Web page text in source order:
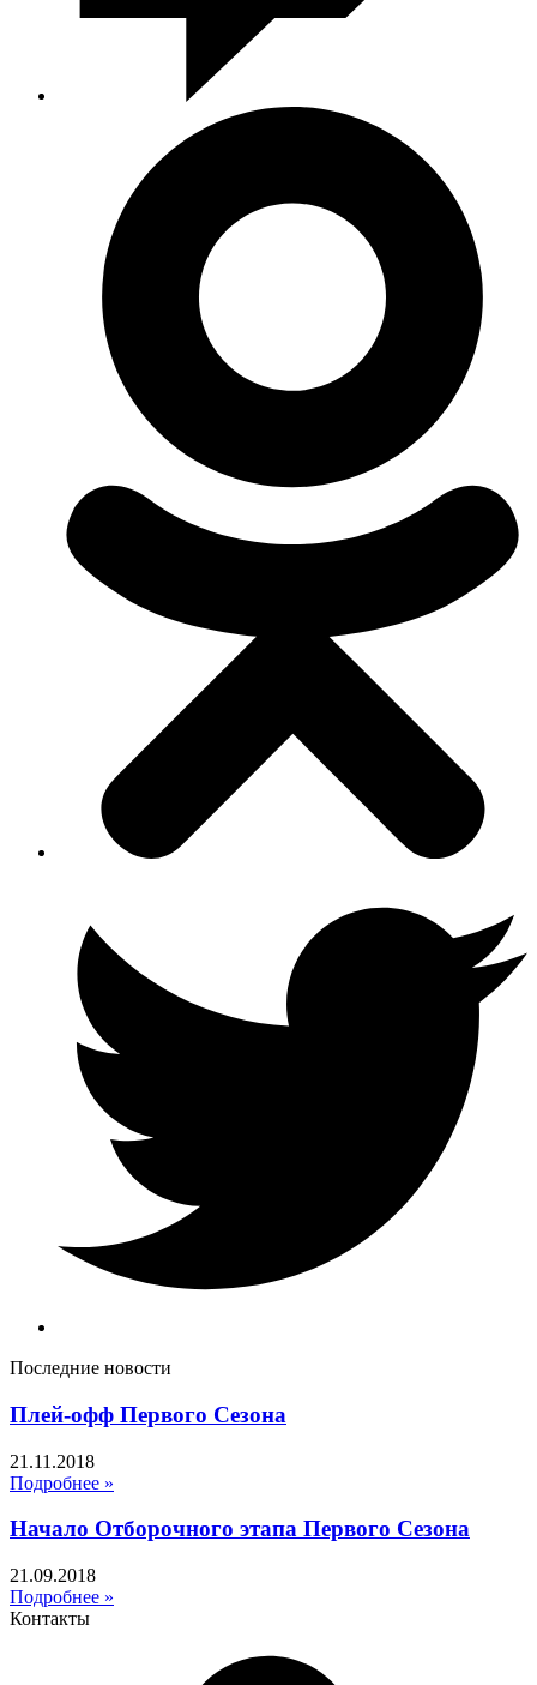
Последние новости
Плей-офф Первого Сезона
21.11.2018
Подробнее »
Начало Отборочного этапа Первого Сезона
21.09.2018
Подробнее »
Контакты